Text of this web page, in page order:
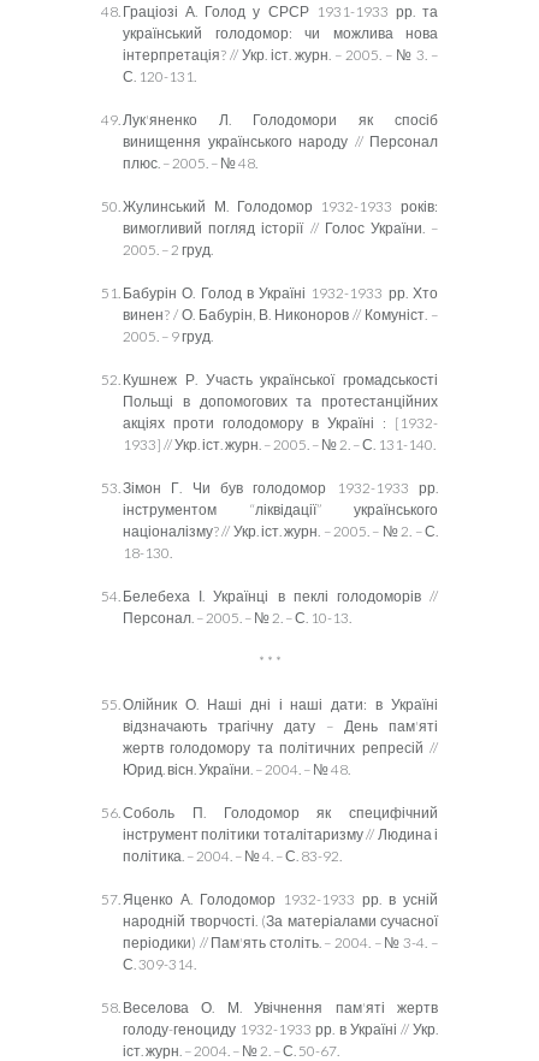
Граціозі А. Голод у СРСР 1931-1933 рр. та
український голодомор: чи можлива нова
інтерпретація? // Укр. іст. журн. – 2005. – № 3. –
С. 120-131.
Лук'яненко Л. Голодомори як спосіб
винищення українського народу // Персонал
плюс. – 2005. – № 48.
Жулинський М. Голодомор 1932-1933 років:
вимогливий погляд історії // Голос України. –
2005. – 2 груд.
Бабурін О. Голод в Україні 1932-1933 рр. Хто
винен? / О. Бабурін, В. Никоноров // Комуніст. –
2005. – 9 груд.
Кушнеж Р. Участь української громадськості
Польщі в допомогових та протестанційних
акціях проти голодомору в Україні : [1932-
1933] // Укр. іст. журн. – 2005. – № 2. – С. 131-140.
Зімон Г. Чи був голодомор 1932-1933 рр.
інструментом “ліквідації” українського
націоналізму? // Укр. іст. журн. – 2005. – № 2. – С.
18-130.
Белебеха І. Українці в пеклі голодоморів //
Персонал. – 2005. – № 2. – С. 10-13.
* * *
Олійник О. Наші дні і наші дати: в Україні
відзначають трагічну дату – День пам'яті
жертв голодомору та політичних репресій //
Юрид. вісн. України. – 2004. – № 48.
Соболь П. Голодомор як специфічний
інструмент політики тоталітаризму // Людина і
політика. – 2004. – № 4. – С. 83-92.
Яценко А. Голодомор 1932-1933 рр. в усній
народній творчості. (За матеріалами сучасної
періодики) // Пам'ять століть. – 2004. – № 3-4. –
С. 309-314.
Веселова О. М. Увічнення пам'яті жертв
голоду-геноциду 1932-1933 рр. в Україні // Укр.
іст. журн. – 2004. – № 2. – С. 50-67.